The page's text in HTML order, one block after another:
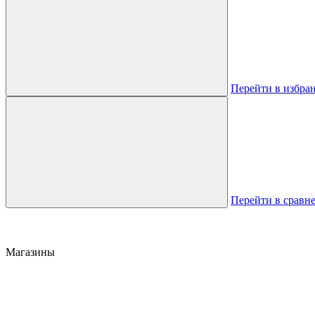
Перейти в
Перейти в
Магазины